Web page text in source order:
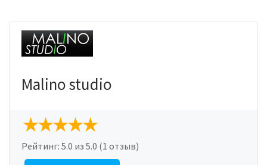
Malino studio
Рейтинг: 5.0 из 5.0 (1 отзыв)